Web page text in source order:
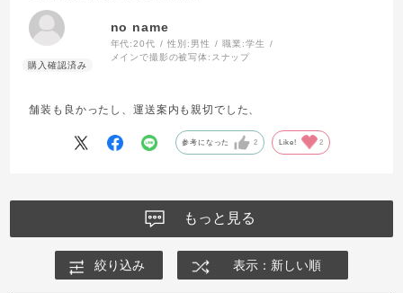
no name
年代:20代 性別: 男性 職業:学生
メインで撮影の被写体: スナップ
舗装も良かったし、運送案内も親切でした、
参考になった 2 Like! 2
もっと見る
絞り込み 表示：新しい順